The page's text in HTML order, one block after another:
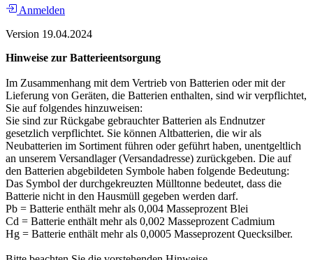
Anmelden
Version 19.04.2024
Hinweise zur Batterieentsorgung
Im Zusammenhang mit dem Vertrieb von Batterien oder mit der
Lieferung von Geräten, die Batterien enthalten, sind wir verpflichtet,
Sie auf folgendes hinzuweisen:
Sie sind zur Rückgabe gebrauchter Batterien als Endnutzer
gesetzlich verpflichtet. Sie können Altbatterien, die wir als
Neubatterien im Sortiment führen oder geführt haben, unentgeltlich
an unserem Versandlager (Versandadresse) zurückgeben. Die auf
den Batterien abgebildeten Symbole haben folgende Bedeutung:
Das Symbol der durchgekreuzten Mülltonne bedeutet, dass die
Batterie nicht in den Hausmüll gegeben werden darf.
Pb = Batterie enthält mehr als 0,004 Masseprozent Blei
Cd = Batterie enthält mehr als 0,002 Masseprozent Cadmium
Hg = Batterie enthält mehr als 0,0005 Masseprozent Quecksilber.